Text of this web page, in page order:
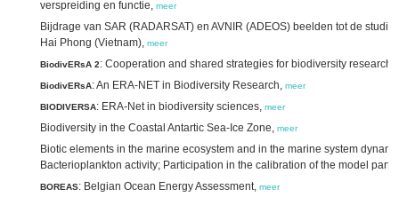
verspreiding en functie, meer
Bijdrage van SAR (RADARSAT) en AVNIR (ADEOS) beelden tot de
Hai Phong (Vietnam), meer
BiodivERsA 2: Cooperation and shared strategies for biodiversity research
BiodivERsA: An ERA-NET in Biodiversity Research, meer
BIODIVERSA: ERA-Net in biodiversity sciences, meer
Biodiversity in the Coastal Antartic Sea-Ice Zone, meer
Biotic elements in the marine ecosystem and in the marine system
Bacterioplankton activity; Participation in the calibration of the model
BOREAS: Belgian Ocean Energy Assessment, meer